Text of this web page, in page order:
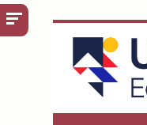
Salta al contenido principal